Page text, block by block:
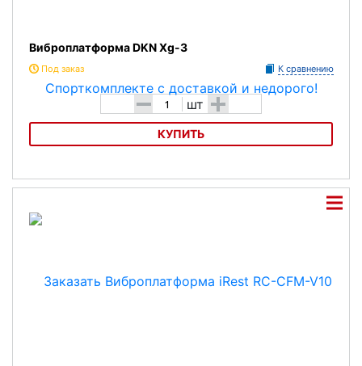
Виброплатформа DKN Xg-3
Под заказ К сравнению
- шт +
КУПИТЬ
Виброплатформа DKN Xg-3